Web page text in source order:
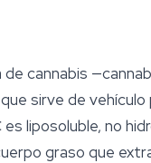
de cannabis
sirve de
liposoluble, no
graso que